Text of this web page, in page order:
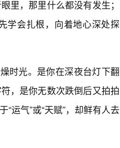
里，那里什么都没有发生；
学会扎根，向着地心深处探
时光。是你在深夜台灯下翻
，是你无数次跌倒后又拍拍
运气”或“天赋”，却鲜有人去